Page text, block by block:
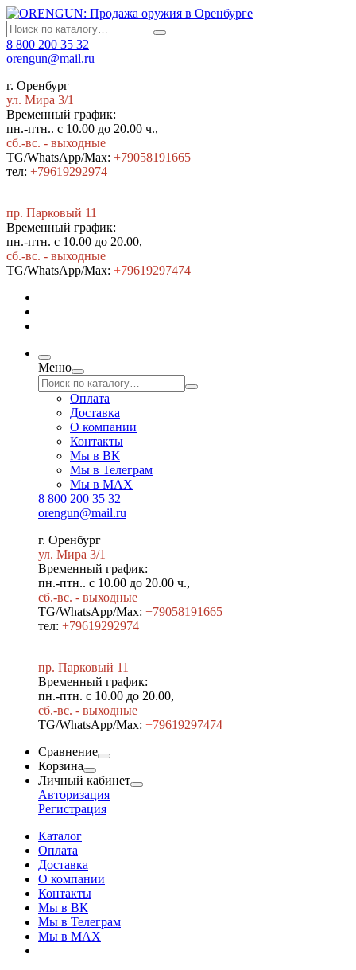
8 800 200 35 32
orengun@mail.ru
г. Оренбург
ул. Мира 3/1
Временный график:
пн.-птн.. с 10.00 до 20.00 ч.,
сб.-вс. - выходные
TG/WhatsApp/Max: +79058191665
тел: +79619292974
пр. Парковый 11
Временный график:
пн.-птн. с 10.00 до 20.00,
сб.-вс. - выходные
TG/WhatsApp/Max: +79619297474
Меню
Оплата
Доставка
О компании
Контакты
Мы в ВК
Мы в Телеграм
Мы в МAX
8 800 200 35 32
orengun@mail.ru
г. Оренбург
ул. Мира 3/1
Временный график:
пн.-птн.. с 10.00 до 20.00 ч.,
сб.-вс. - выходные
TG/WhatsApp/Max: +79058191665
тел: +79619292974
пр. Парковый 11
Временный график:
пн.-птн. с 10.00 до 20.00,
сб.-вс. - выходные
TG/WhatsApp/Max: +79619297474
Сравнение
Корзина
Личный кабинет
Авторизация
Регистрация
Каталог
Оплата
Доставка
О компании
Контакты
Мы в ВК
Мы в Телеграм
Мы в МAX